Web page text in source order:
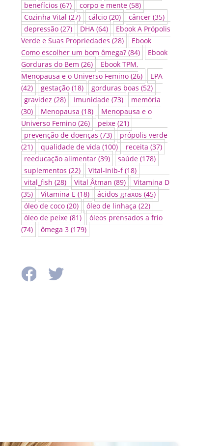
benefícios (67) corpo e mente(58)
Cozinha Vital (27) cálcio(20) câncer(35)
depressão(27) DHA(64)
Ebook A Própolis
Verde e Suas Propriedades (28)
Ebook
Como escolher um bom ômega?(84)
Ebook
Gorduras do Bem (26)
Ebook TPM,
Menopausa e o Universo Femino(26)
EPA
(42)
gestação(18) gorduras boas (52)
gravidez (28) Imunidade(73)
memória
(30)
Menopausa (18)
Menopausa e o
Universo Femino(26) peixe(21)
prevenção de doenças (73)
própolis verde
(21)
qualidade de vida (100) receita (37)
reeducação alimentar(39) saúde(178)
suplementos (22) Vital-Inib-f(18)
vital_fish (28) Vital Âtman (89)
Vitamina D
(35)
Vitamina E (18) ácidos graxos (45)
óleo de coco(20) óleo de linhaça (22)
óleo de peixe(81)
óleos prensados a frio
(74)
ômega 3(179)